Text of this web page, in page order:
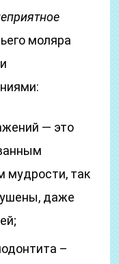
моляра
— это
мудрости, так
даже
–